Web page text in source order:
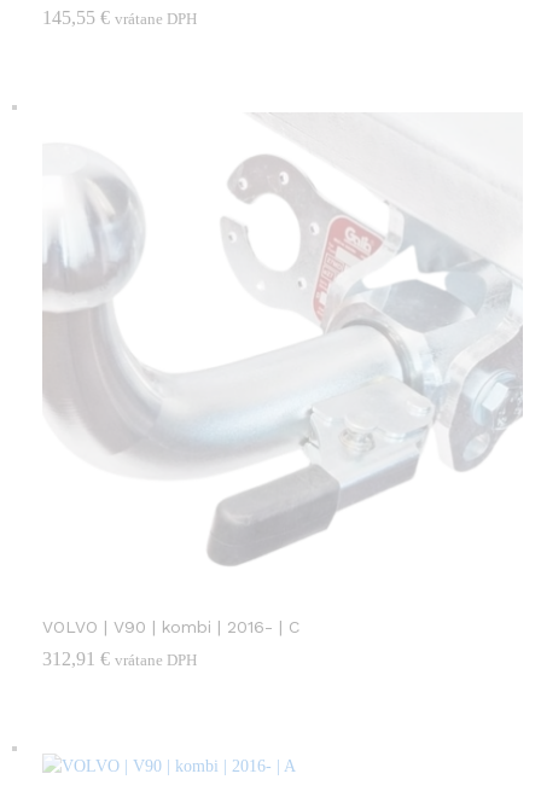
145,55 € vrátane DPH
VOLVO | V90 | kombi | 2016- | C
312,91 € vrátane DPH